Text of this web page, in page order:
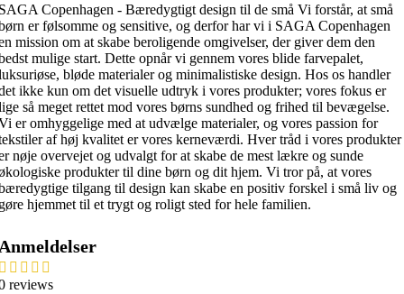
Copenhagen - Bæredygtigt design til de små Vi forstår, at små
er følsomme og sensitive, og derfor har vi i SAGA Copenhagen
mission om at skabe beroligende omgivelser, der giver dem den
mulige start. Dette opnår vi gennem vores blide farvepalet,
bløde materialer og minimalistiske design. Hos os handler
ikke kun om det visuelle udtryk i vores produkter; vores fokus er
så meget rettet mod vores børns sundhed og frihed til bevægelse.
er omhyggelige med at udvælge materialer, og vores passion for
af høj kvalitet er vores kerneværdi. Hver tråd i vores produkter
nøje overvejet og udvalgt for at skabe de mest lækre og sunde
produkter til dine børn og dit hjem. Vi tror på, at vores
tilgang til design kan skabe en positiv forskel i små liv og
hjemmet til et trygt og roligt sted for hele familien.
reviews